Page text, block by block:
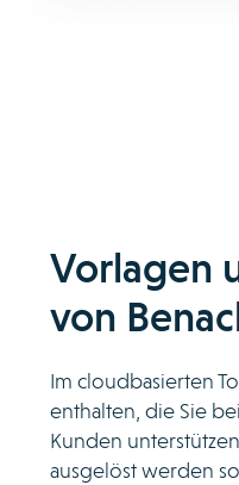
Vorlagen
von
Im cloudbasierten
enthalten, die Sie
Kunden
ausgelöst werden